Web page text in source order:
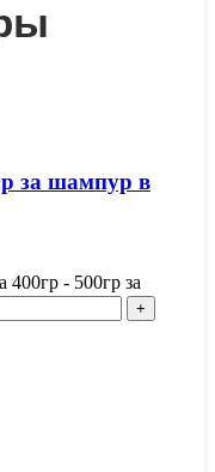
за шампур в
- 500гр за